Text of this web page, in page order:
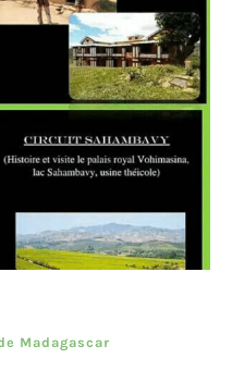
Madagascar